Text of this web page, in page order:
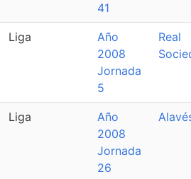
41
Liga
Año
2008
Jornada
5
Real
Liga
Año
2008
Jornada
26